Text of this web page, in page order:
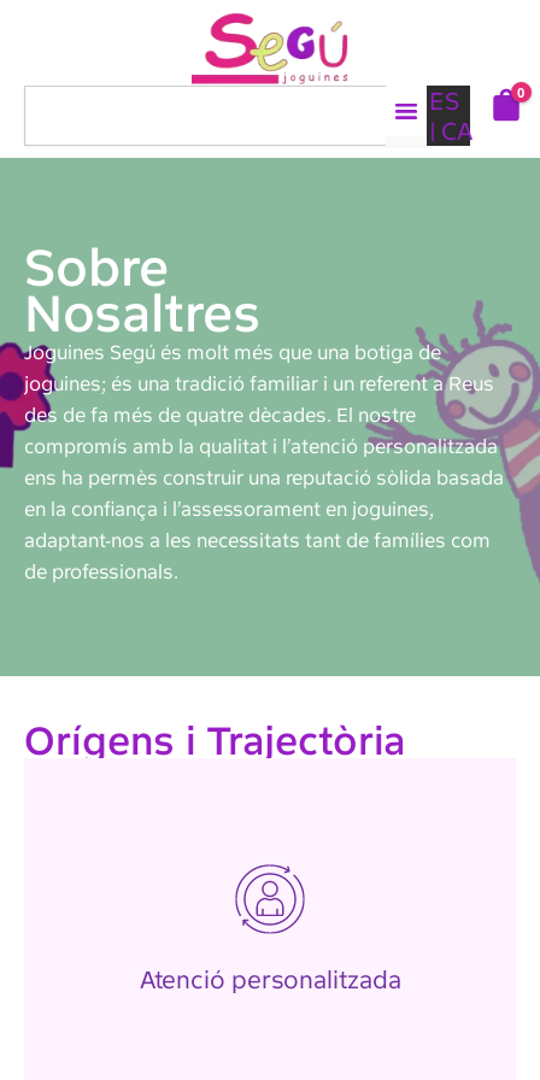
ES
CA
0
Sobre
Nosaltres
Joguines Segú és molt més que una botiga de
joguines; és una tradició familiar i un referent a Reus
des de fa més de quatre dècades. El nostre
compromís amb la qualitat i l’atenció personalitzada
ens ha permès construir una reputació sòlida basada
en la confiança i l’assessorament en joguines,
adaptant-nos a les necessitats tant de famílies com
de professionals.
Orígens i Trajectòria
Atenció personalitzada
Cada client és únic, per la qual cosa el nostre
està dissenyat per acompanyar-te en
l'elecció de la joguina ideal.